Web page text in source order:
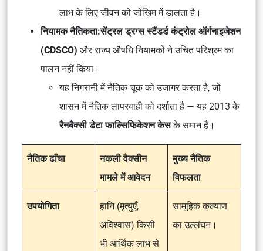
लाभ के लिए जीवन को जोखिम में डालता है।
नियामक नैतिकता:सेंट्रल ड्रग्स स्टैंडर्ड कंट्रोल ऑर्गनाइजेशन
(CDSCO) और राज्य औषधि नियामकों ने उचित परिश्रम का
पालन नहीं किया।
यह निगरानी में नैतिक चूक को उजागर करता है, जो
शासन में नैतिक लापरवाही को दर्शाता है — यह 2013 के
रैनबैक्सी डेटा फाल्सिफिकेशन केसके समान है।
नैतिक ढाँचा
नकली वैक्सीन
मामले में आवेदन
मुख्य नैतिक
विफलता
उपयोगिता
हानि (मृत्युएँ,
अविश्वास) किसी
भी आर्थिक लाभ से
सामूहिक कल्याण
का उल्लंघन।